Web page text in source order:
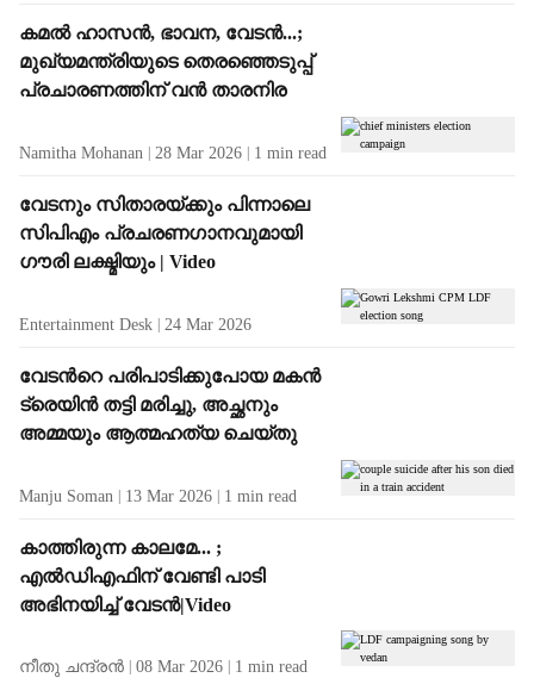
കമൽ ഹാസൻ, ഭാവന, വേടൻ...;
മുഖ്യമന്ത്രിയുടെ തെരഞ്ഞെടുപ്പ്
പ്രചാരണത്തിന് വൻ താരനിര
Namitha Mohanan 28 Mar 2026 1 min read
വേടനും സിതാരയ്ക്കും പിന്നാലെ
സിപിഎം പ്രചരണഗാനവുമായി
ഗൗരി ലക്ഷ്മിയും | Video
Entertainment Desk 24 Mar 2026
വേടന്‍റെ പരിപാടിക്കുപോയ മകൻ
ട്രെയിൻ തട്ടി മരിച്ചു, അച്ഛനും
അമ്മയും ആത്മഹത്യ ചെയ്തു
Manju Soman 13 Mar 2026 1 min read
കാത്തിരുന്ന കാലമേ... ;
എൽഡിഎഫിന് വേണ്ടി പാടി
അഭിനയിച്ച് വേടൻ|Video
നീതു ചന്ദ്രൻ 08 Mar 2026 1 min read